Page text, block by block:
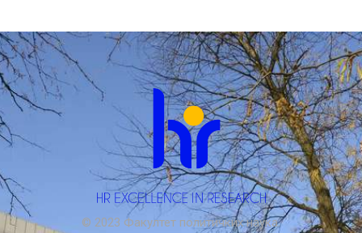
© 2023 Факултет политичких наука.